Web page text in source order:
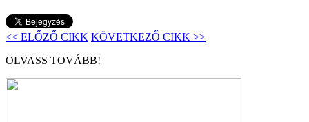
<< ELŐZŐ CIKK KÖVETKEZŐ CIKK >>
OLVASS TOVÁBB!